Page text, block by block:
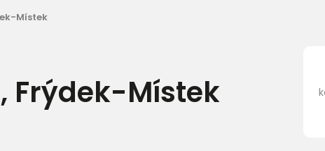
Místek
Frýdek-Místek